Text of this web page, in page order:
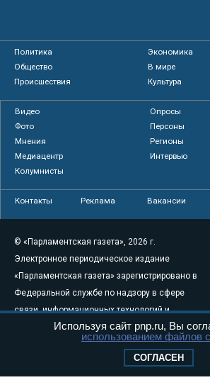
Политика
Экономика
Общество
В мире
Происшествия
Культура
Видео
Опросы
Фото
Персоны
Мнения
Регионы
Медиацентр
Интервью
Колумнисты
Контакты Реклама Вакансии
© «Парламентская газета», 2026 г.
Электронное периодическое издание
«Парламентская газета» зарегистрировано в
Федеральной службе по надзору в сфере
связи, информационных технологий и
массовых коммуникаций (Роскомнадзор) 05
августа 2011 года. 18+
Свидетельство о регистрации Эл № ФС77-
Используя сайт pnp.ru, Вы
использованием файлов
СОГЛАСЕН